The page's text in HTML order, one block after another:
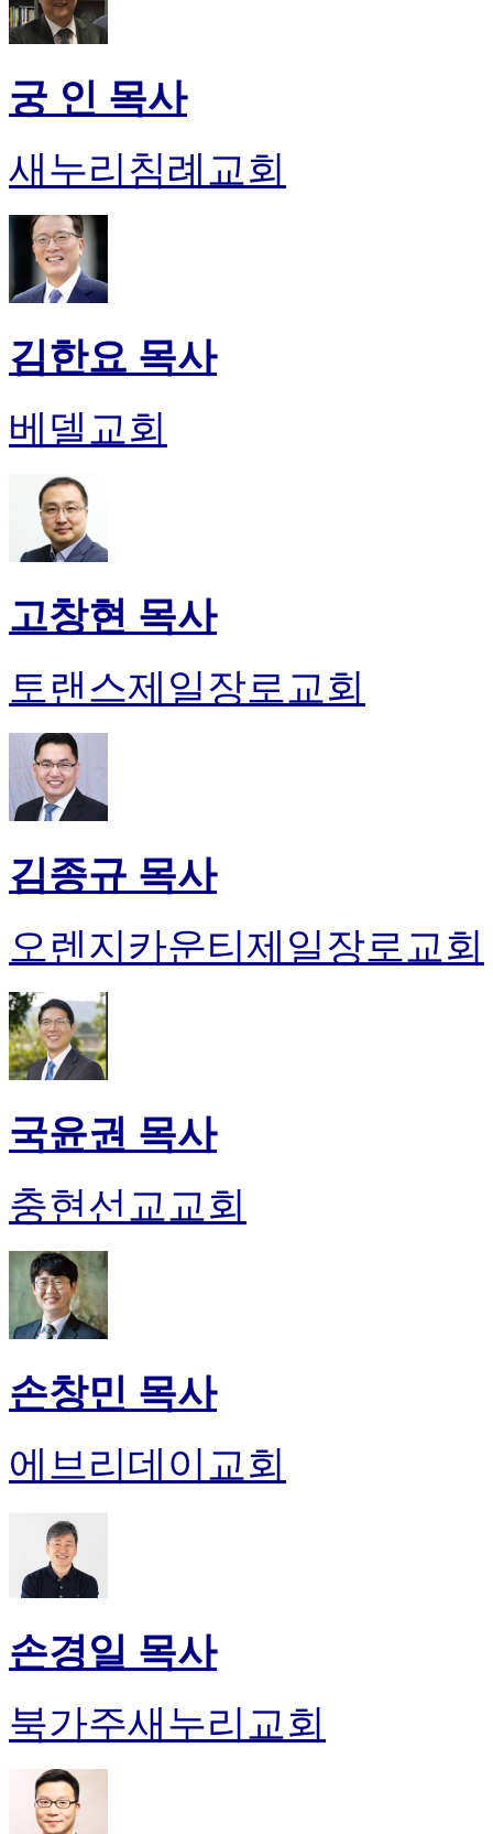
궁 인 목사
새누리침례교회
김한요 목사
베델교회
고창현 목사
토랜스제일장로교회
김종규 목사
오렌지카운티제일장로교회
국윤권 목사
충현선교교회
손창민 목사
에브리데이교회
손경일 목사
북가주새누리교회